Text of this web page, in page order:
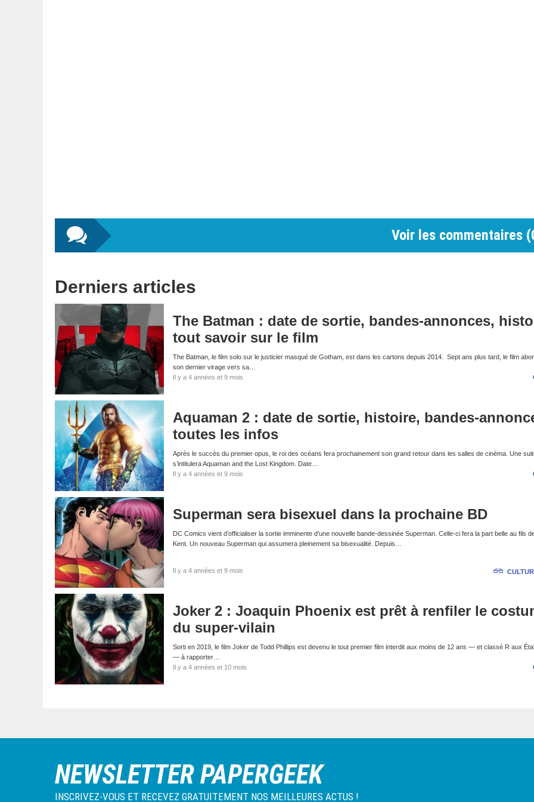
Voir les commentaires (
Derniers articles
The Batman : date de sortie, bandes-annonces,
tout savoir sur le film
The Batman, le film solo sur le justicier masqué de Gotham, est dans les cartons depuis 2014. Sept ans plus tard, le film
son dernier virage vers sa…
Il y a 4 années et 9 mois
Aquaman 2 : date de sortie, histoire, bandes-
toutes les infos
Après le succès du premier opus, le roi des océans fera prochainement son grand retour dans les salles de cinéma. Une
s’intitulera Aquaman and the Lost Kingdom. Date…
Il y a 4 années et 9 mois
Superman sera bisexuel dans la prochaine BD
DC Comics vient d’officialiser la sortie imminente d’une nouvelle bande-dessinée Superman. Celle-ci fera la part belle au fils
Kent. Un nouveau Superman qui assumera pleinement sa bisexualité. Depuis…
Il y a 4 années et 9 mois
Joker 2 : Joaquin Phoenix est prêt à renfiler le
du super-vilain
Sorti en 2019, le film Joker de Todd Phillips est devenu le tout premier film interdit aux moins de 12 ans — et classé R aux
— à rapporter…
Il y a 4 années et 10 mois
NEWSLETTER PAPERGEEK
INSCRIVEZ-VOUS ET RECEVEZ GRATUITEMENT NOS MEILLEURES ACTUS !